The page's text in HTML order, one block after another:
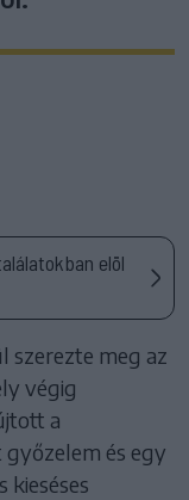
elöl
szerezte meg az
végig
a
és egy
kieséses